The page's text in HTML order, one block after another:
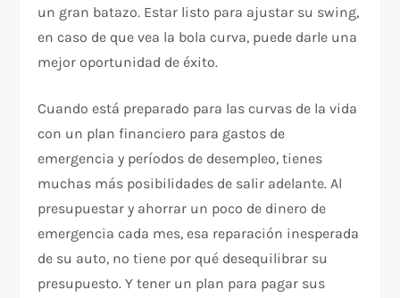
un gran batazo. Estar listo para ajustar su swing,
en caso de que vea la bola curva, puede darle una
mejor oportunidad de éxito.
Cuando está preparado para las curvas de la vida
con un plan financiero para gastos de
emergencia y períodos de desempleo, tienes
muchas más posibilidades de salir adelante. Al
presupuestar y ahorrar un poco de dinero de
emergencia cada mes, esa reparación inesperada
de su auto, no tiene por qué desequilibrar su
presupuesto. Y tener un plan para pagar sus